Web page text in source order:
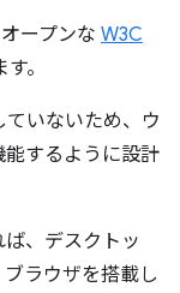
ープンな W3C
。
いないため、ウ
するように設計
、デスクトッ
ラウザを搭載し